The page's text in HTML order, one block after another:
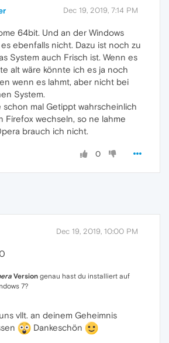
Dec 19, 2019, 7:14 PM
64bit. Und an der Windows
ebenfalls nicht. Dazu ist noch zu
System auch Frisch ist. Wenn es
alt wäre könnte ich es ja noch
wenn es lahmt, aber nicht bei
System.
schon mal Getippt wahrscheinlich
Firefox wechseln, so ne lahme
brauch ich nicht.
0
Dec 19, 2019, 10:00 PM
Version genau hast du installiert auf
7?
vllt. an deinem Geheimnis
Dankeschön